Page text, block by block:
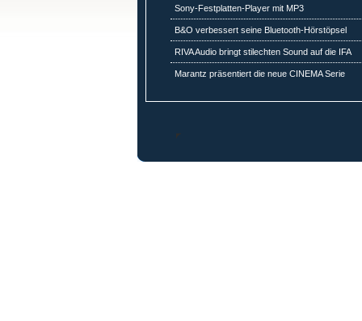
Sony-Festplatten-Player mit MP3
B&O verbessert seine Bluetooth-Hörstöpsel
RIVA Audio bringt stilechten Sound auf die IFA
Marantz präsentiert die neue CINEMA Serie